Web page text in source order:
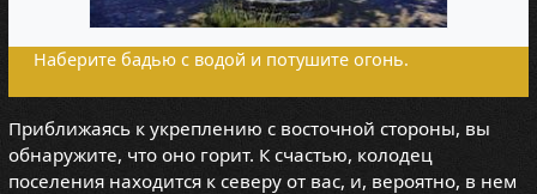
Наберите бадью с водой и потушите огонь.
Приближаясь к укреплению с восточной стороны, вы
обнаружите, что оно горит. К счастью, колодец
поселения находится к северу от вас, и, вероятно, в нем